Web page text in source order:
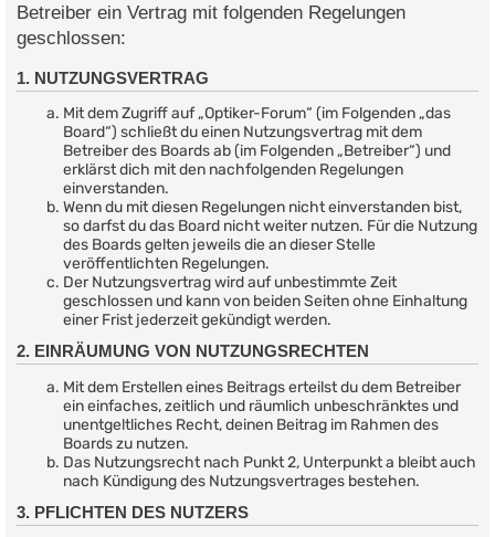
Betreiber ein Vertrag mit folgenden Regelungen
geschlossen:
1. NUTZUNGSVERTRAG
Mit dem Zugriff auf „Optiker-Forum“ (im Folgenden „das
Board“) schließt du einen Nutzungsvertrag mit dem
Betreiber des Boards ab (im Folgenden „Betreiber“) und
erklärst dich mit den nachfolgenden Regelungen
einverstanden.
Wenn du mit diesen Regelungen nicht einverstanden bist,
so darfst du das Board nicht weiter nutzen. Für die Nutzung
des Boards gelten jeweils die an dieser Stelle
veröffentlichten Regelungen.
Der Nutzungsvertrag wird auf unbestimmte Zeit
geschlossen und kann von beiden Seiten ohne Einhaltung
einer Frist jederzeit gekündigt werden.
2. EINRÄUMUNG VON NUTZUNGSRECHTEN
Mit dem Erstellen eines Beitrags erteilst du dem Betreiber
ein einfaches, zeitlich und räumlich unbeschränktes und
unentgeltliches Recht, deinen Beitrag im Rahmen des
Boards zu nutzen.
Das Nutzungsrecht nach Punkt 2, Unterpunkt a bleibt auch
nach Kündigung des Nutzungsvertrages bestehen.
3. PFLICHTEN DES NUTZERS